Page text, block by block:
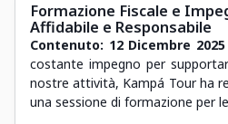
Formazione Fiscale e
Affidabile e Responsabile
Contenuto: 12 Dicembre 2025
costante impegno per
nostre attività, Kampá Tour ha
una sessione di formazione per